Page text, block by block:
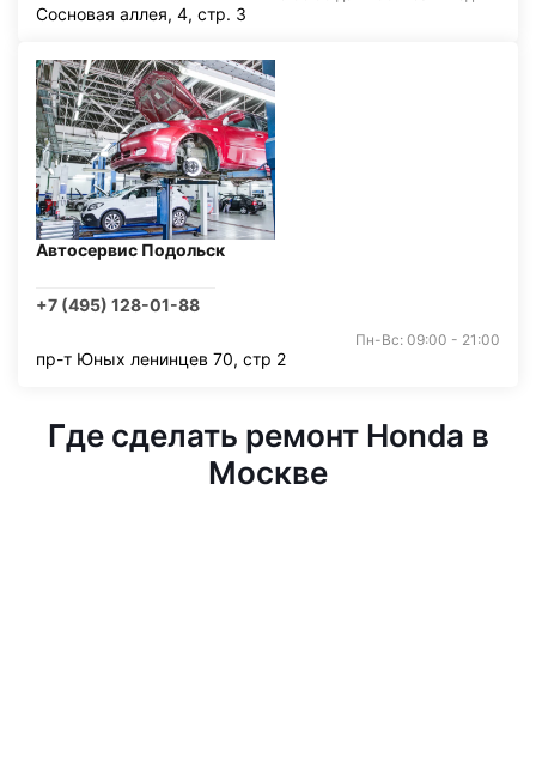
Сосновая аллея, 4, стр. 3
Автосервис Подольск
+7 (495) 128-01-88
Пн-Вс: 09:00 - 21:00
пр-т Юных ленинцев 70, стр 2
Где сделать ремонт Honda в
Москве